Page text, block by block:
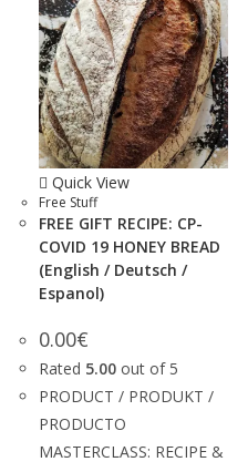
Quick View
Free Stuff
FREE GIFT RECIPE: CP-
COVID 19 HONEY BREAD
(English / Deutsch /
Espanol)
0.00€
Rated 5.00 out of 5
PRODUCT / PRODUKT /
PRODUCTO
MASTERCLASS: RECIPE &